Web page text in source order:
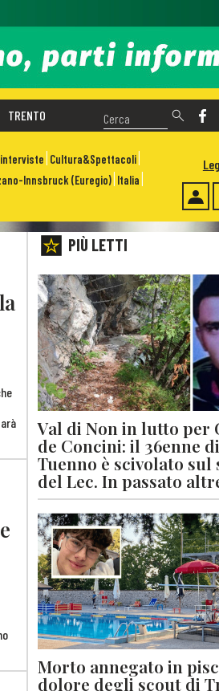
TRENTO
Cultura&Spettacoli
Innsbruck (Euregio) Italia
PIÙ LETTI
Val di Non in lutto per
de Concini: il 36enne di
Tuenno è scivolato sul
del Lec. In passato
Morto annegato in
dolore degli scout di